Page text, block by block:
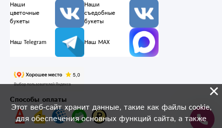
Этот веб-сайт хранит данные, такие как файлы cookie,
для обеспечения основных функций сайта, а также
×
Наши
цветочные
букеты
Наши
съедобные
букеты
Наш Telegram Наш MAX
Способы оплаты